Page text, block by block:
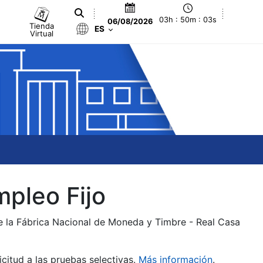
Tienda
Virtual
06/08/2026 03h : 50m : 03s
ES
Fijo
Fábrica Nacional de Moneda y Timbre - Real Casa
a las pruebas selectivas. Más información.